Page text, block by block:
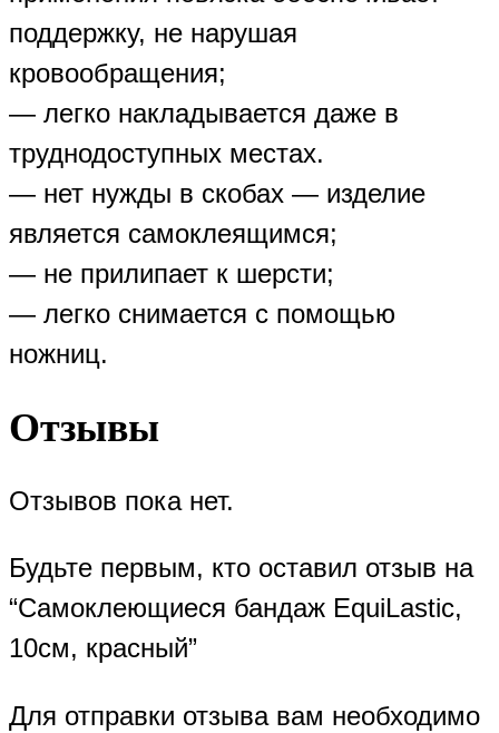
поддержку, не нарушая
кровообращения;
— легко накладывается даже в
труднодоступных местах.
— нет нужды в скобах — изделие
является самоклеящимся;
— не прилипает к шерсти;
— легко снимается с помощью
ножниц.
Отзывы
Отзывов пока нет.
Будьте первым, кто оставил отзыв на
“Самоклеющиеся бандаж EquiLastic,
10см, красный”
Для отправки отзыва вам необходимо